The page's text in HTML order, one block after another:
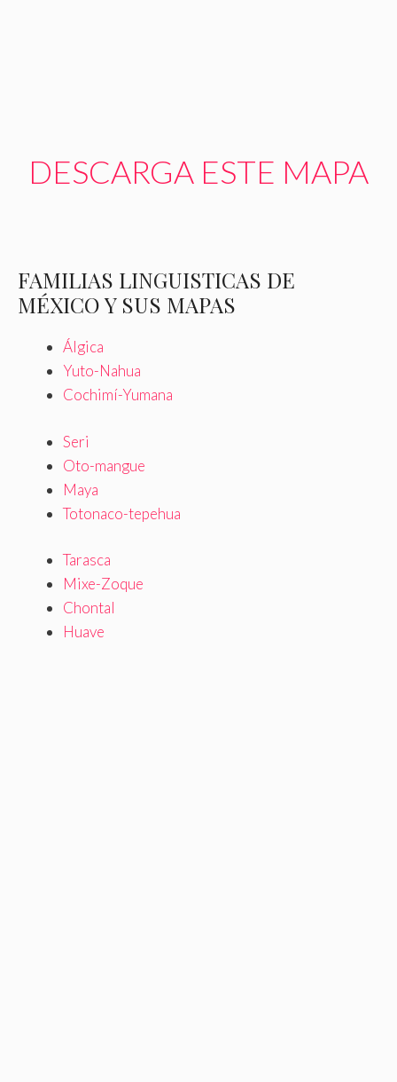
DESCARGA ESTE MAPA
FAMILIAS LINGUISTICAS DE
MÉXICO Y SUS MAPAS
Álgica
Yuto-Nahua
Cochimí-Yumana
Seri
Oto-mangue
Maya
Totonaco-tepehua
Tarasca
Mixe-Zoque
Chontal
Huave